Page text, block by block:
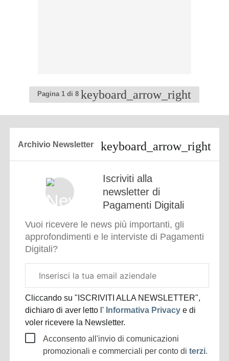
Pagina 1 di 8 Pagina
successiva
Archivio Newsletter
Iscriviti alla
newsletter di
Pagamenti Digitali
Vuoi ricevere le news più importanti, gli
approfondimenti e le interviste di Pagamenti
Digitali?
aziendale
Cliccando su "ISCRIVITI ALLA NEWSLETTER",
dichiaro di aver letto l' Informativa Privacye di
voler ricevere la Newsletter.
Acconsento all'invio di comunicazioni
promozionali e commerciali per conto diterzi.